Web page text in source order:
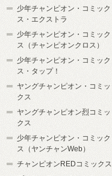
少年チャンピオン・コミック
ス・エクストラ
少年チャンピオン・コミック
ス（チャンピオンクロス）
少年チャンピオン・コミック
ス・タップ！
ヤングチャンピオン・コミッ
クス
ヤングチャンピオン烈コミッ
クス
少年チャンピオン・コミック
ス（ヤンチャンWeb）
チャンピオンREDコミックス